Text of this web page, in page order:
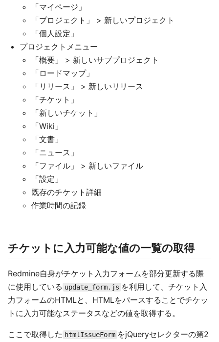
「マイページ」
「プロジェクト」 > 新しいプロジェクト
「個人設定」
プロジェクトメニュー
「概要」 > 新しいサブプロジェクト
「ロードマップ」
「リリース」 > 新しいリリース
「チケット」
「新しいチケット」
「Wiki」
「文書」
「ニュース」
「ファイル」 > 新しいファイル
「設定」
既存のチケット詳細
作業時間の記録
チケットに入力可能な値の一覧の取得
Redmine自身がチケット入力フォームを部分更新する際
に使用している update_form.js を利用して、チケット入
力フォームのHTMLと、HTMLをパースすることでチケッ
トに入力可能なステータスなどの値を取得する。
ここで取得した htmlIssueForm をjQueryセレクターの第2